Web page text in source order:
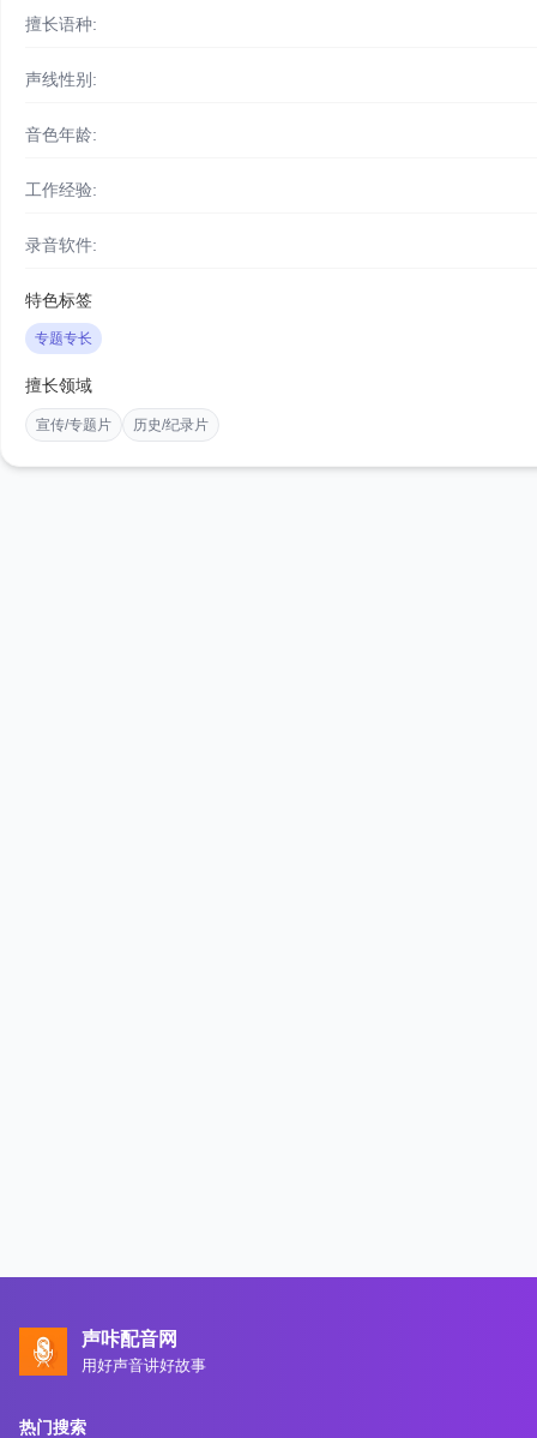
擅长语种:
声线性别:
音色年龄:
工作经验:
录音软件:
特色标签
专题专长
擅长领域
宣传/专题片 历史/纪录片
声咔配音网
用好声音讲好故事
热门搜索